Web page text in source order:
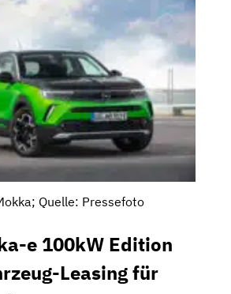
Quelle: Pressefoto
e 100kW Edition
Leasing für